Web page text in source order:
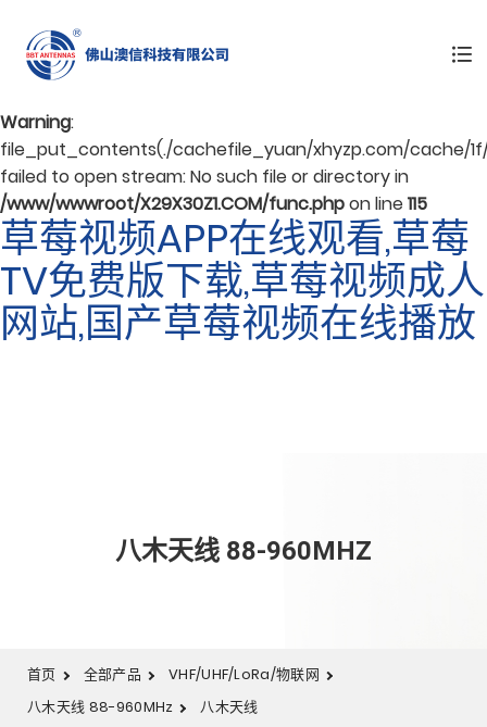
Warning: mkdir(): No space left on device in
/www/wwwroot/X29X30Z1.COM/func.php
Warning:
file_put_contents(./cachefile_yuan/xhyzp.com/cache/
failed to open stream: No such file or directory in
/www/wwwroot/X29X30Z1.COM/func.phpon line115
草莓视频APP在线观看,草莓
TV免费版下载,草莓视频成人
网站,国产草莓视频在线播放
八木天线 88-960MHZ
首页 全部产品
VHF/UHF/LoRa/物联网
八木天线 88-960MHz
八木天线